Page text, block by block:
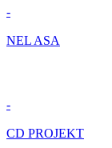
-
NEL ASA
-
CD PROJEKT